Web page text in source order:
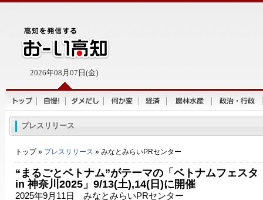
2026年08月07日(金)
プレスリリース
トップ » プレスリリース » みなとみらいPRセンター
“まるごとベトナム”がテーマの「ベトナムフェスタ
in 神奈川2025」9/13(土),14(日)に開催
2025年9月11日 みなとみらいPRセンター